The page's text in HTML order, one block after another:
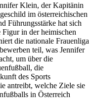
Klein, der Kapitänin
im österreichischen
Führungsstärke hat sich
in der heimischen
die nationale Frauenliga
teil, was Jennifer
um über die
die
des Sports
antreibt, welche Ziele sie
in Österreich